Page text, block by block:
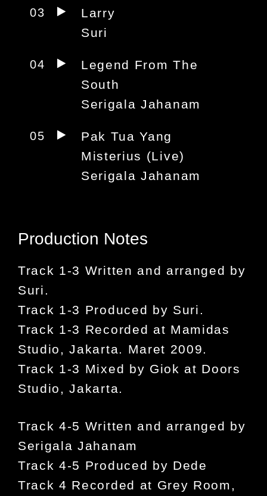
03
Larry
Suri
04
Legend From The
South
Serigala Jahanam
05
Pak Tua Yang
Misterius (Live)
Serigala Jahanam
Production Notes
Track 1-3 Written and arranged by
Suri.
Track 1-3 Produced by Suri.
Track 1-3 Recorded at Mamidas
Studio, Jakarta. Maret 2009.
Track 1-3 Mixed by Giok at Doors
Studio, Jakarta.
Track 4-5 Written and arranged by
Serigala Jahanam
Track 4-5 Produced by Dede
Track 4 Recorded at Grey Room,